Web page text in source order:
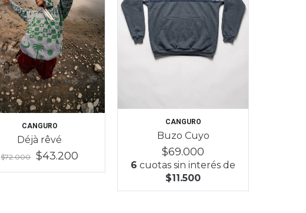
CANGURO
Déjà rêvé
$72.000 $43.200
CANGURO
Buzo Cuyo
$69.000
6 cuotas sin interés de
$11.500